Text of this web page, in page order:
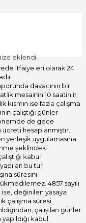
eklendi.
itfaiye eri olarak 24
davacının bir
mesainin 10 saatinin
kısmın ise fazla çalışma
çalıştığı günler
de gece
ücreti hesaplanmıştır.
yerleşik uygulamasına
şeklindeki
kabul
bu tür
süresini
4857 sayılı
ise, değinilen yasaya
çalışma süresi
çalışılan günler
kabul